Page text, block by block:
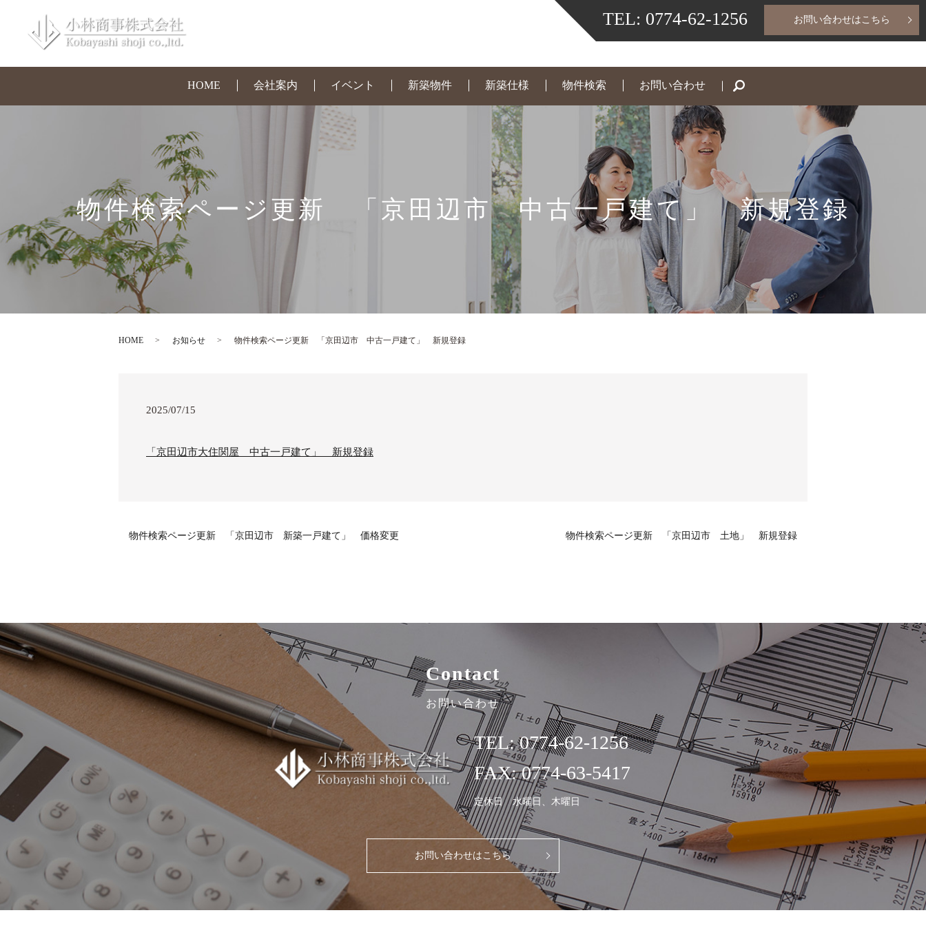
TEL: 0774-62-1256 お問い合わせはこちら
HOME 会社案内 イベント 新築物件 新築仕様 物件検索 お問い合わせ search
物件検索ページ更新 「京田辺市 中古一戸建て」 新規登録
HOME お知らせ 物件検索ページ更新 「京田辺市 中古一戸建て」 新規登録
2025/07/15
「京田辺市大住関屋 中古一戸建て」 新規登録
物件検索ページ更新 「京田辺市 新築一戸建て」 価格変更 物件検索ページ更新 「京田辺市 土地」 新規登録
Contact
お問い合わせ
TEL:0774-62-1256
FAX: 0774-63-5417
定休日 水曜日、木曜日
お問い合わせはこちら